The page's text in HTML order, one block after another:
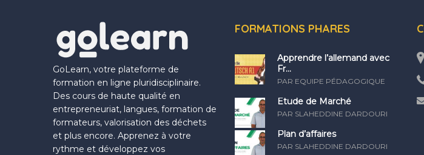
GoLearn, votre plateforme de
formation en ligne pluridisciplinaire.
Des cours de haute qualité en
entrepreneuriat, langues, formation de
formateurs, valorisation des déchets
et plus encore. Apprenez à votre
rythme et développez vos
FORMATIONS PHARES
Apprendre l’allemand avec
Fr...
PAR EQUIPE PÉDAGOGIQUE
Etude de Marché
PAR SLAHEDDINE DARDOURI
Plan d’affaires
PAR SLAHEDDINE DARDOURI